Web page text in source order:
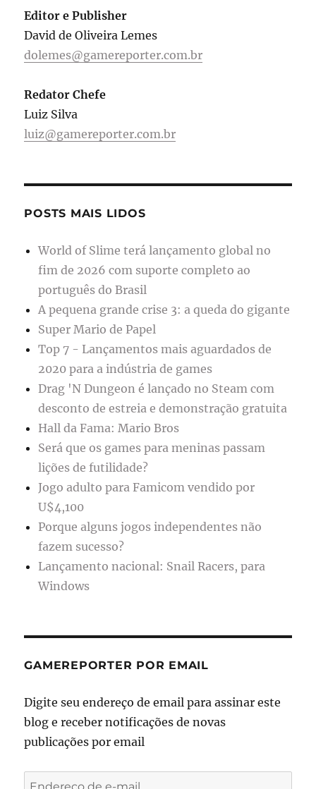
Editor e Publisher
David de Oliveira Lemes
dolemes@gamereporter.com.br
Redator Chefe
Luiz Silva
luiz@gamereporter.com.br
POSTS MAIS LIDOS
World of Slime terá lançamento global no
fim de 2026 com suporte completo ao
português do Brasil
A pequena grande crise 3: a queda do gigante
Super Mario de Papel
Top 7 - Lançamentos mais aguardados de
2020 para a indústria de games
Drag 'N Dungeon é lançado no Steam com
desconto de estreia e demonstração gratuita
Hall da Fama: Mario Bros
Será que os games para meninas passam
lições de futilidade?
Jogo adulto para Famicom vendido por
U$4,100
Porque alguns jogos independentes não
fazem sucesso?
Lançamento nacional: Snail Racers, para
Windows
GAMEREPORTER POR EMAIL
Digite seu endereço de email para assinar este
blog e receber notificações de novas
publicações por email
Endereço